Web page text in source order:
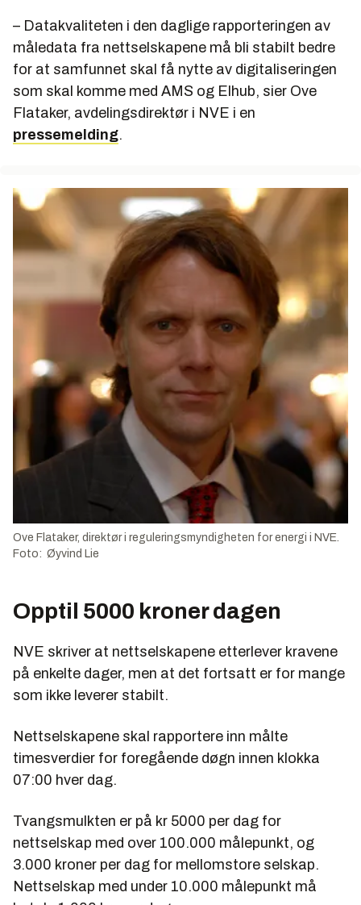
– Datakvaliteten i den daglige rapporteringen av
måledata fra nettselskapene må bli stabilt bedre
for at samfunnet skal få nytte av digitaliseringen
som skal komme med AMS og Elhub, sier Ove
Flataker, avdelingsdirektør i NVE i en
pressemelding.
Ove Flataker, direktør i reguleringsmyndigheten for energi i NVE.
Foto: Øyvind Lie
Opptil 5000 kroner dagen
NVE skriver at nettselskapene etterlever kravene
på enkelte dager, men at det fortsatt er for mange
som ikke leverer stabilt.
Nettselskapene skal rapportere inn målte
timesverdier for foregående døgn innen klokka
07:00 hver dag.
Tvangsmulkten er på kr 5000 per dag for
nettselskap med over 100.000 målepunkt, og
3.000 kroner per dag for mellomstore selskap.
Nettselskap med under 10.000 målepunkt må